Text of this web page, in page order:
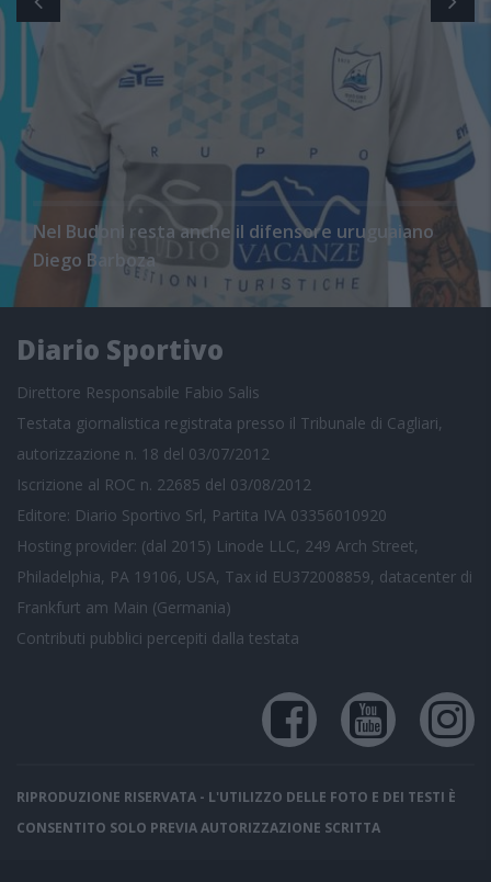
Nel Budoni resta anche il difensore uruguaiano
Diego Barboza
Diario Sportivo
Direttore Responsabile Fabio Salis
Testata giornalistica registrata presso il Tribunale di Cagliari,
autorizzazione n. 18 del 03/07/2012
Iscrizione al ROC n. 22685 del 03/08/2012
Editore: Diario Sportivo Srl, Partita IVA 03356010920
Hosting provider: (dal 2015) Linode LLC, 249 Arch Street,
Philadelphia, PA 19106, USA, Tax id EU372008859, datacenter di
Frankfurt am Main (Germania)
Contributi pubblici percepiti dalla testata
RIPRODUZIONE RISERVATA - L'UTILIZZO DELLE FOTO E DEI TESTI È
CONSENTITO SOLO PREVIA AUTORIZZAZIONE SCRITTA